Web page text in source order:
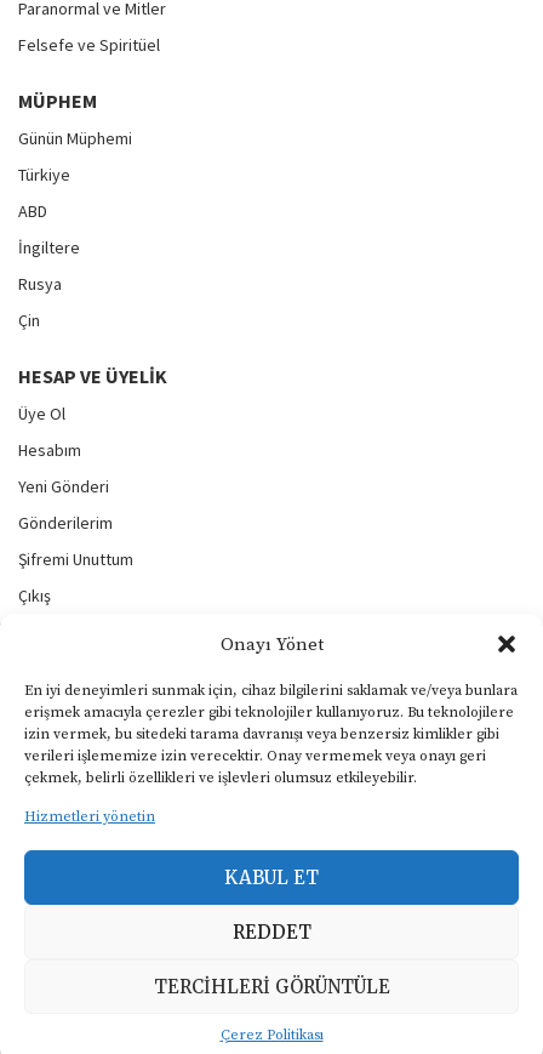
Onayı Yönet
En iyi deneyimleri sunmak için, cihaz bilgilerini saklamak ve/veya bunlara
erişmek amacıyla çerezler gibi teknolojiler kullanıyoruz. Bu teknolojilere
izin vermek, bu sitedeki tarama davranışı veya benzersiz kimlikler gibi
verileri işlememize izin verecektir. Onay vermemek veya onayı geri
çekmek, belirli özellikleri ve işlevleri olumsuz etkileyebilir.
Hizmetleri yönetin
KABUL ET
REDDET
TERCIHLERI GÖRÜNTÜLE
Çerez Politikası
Paranormal ve Mitler
Felsefe ve Spiritüel
MÜPHEM
Günün Müphemi
Türkiye
ABD
İngiltere
Rusya
Çin
HESAP VE ÜYELIK
Üye Ol
Hesabım
Yeni Gönderi
Gönderilerim
Şifremi Unuttum
Çıkış
KULLANIM ŞARTLARI
Gizlilik ve Çerezler Politikası
Yasal Uyarı
Copyright © 2024, Müphem, Tüm Hakları Saklıdır.